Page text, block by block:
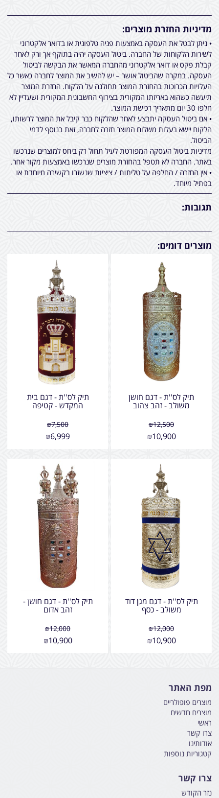
מדיניות החזרת מוצרים:
• ניתן לבטל את העסקה באמצעות פניה טלפונית או בדואר אלקטרוני
לשירות הלקוחות של החברה. ביטול העסקה יהיה בתוקף אך ורק לאחר
קבלת פקס או דואר אלקטרוני מהחברה המאשר את הבקשה לביטול
העסקה. במקרה שהביטול אושר – יש להשיב את המוצר לחברה כאשר כל
העלויות הכרוכות בהחזרת המוצר תחולנה על הלקוח. החזרת המוצר
תיעשה כשהוא באריזתו המקורית בצירוף החשבונית המקורית ושעדיין לא
חלפו 30 יום מתאריך רכישת המוצר.
• אם ביטול העסקה יתבצע לאחר שהלקוח כבר קיבל את המוצר לרשותו,
הלקוח יישא בעלות משלוח המוצר חזרה לחברה, זאת בנוסף לדמי
הביטול.
מדיניות ביטול העסקה המפורטת לעיל תחול רק ביחס למוצרים שנרכשו
באתר. החברה לא תטפל בהחזרת מוצרים שנרכשו באמצעות מקור אחר.
• אין החזרה / החלפה על טליתות / ציציות שנשזרו בקשירה מיוחדת או
בפתיל מיוחד.
תגובות:
מוצרים דומים:
תיק לס''ת - דגם חושן
משולב - זהב צהוב
₪12,500
₪10,900
תיק לס''ת - דגם בית
המקדש - קטיפה
₪7,500
₪6,999
תיק לס''ת - דגם מגן דוד
משולב - כסף
₪12,000
₪10,900
תיק לס''ת - דגם חושן -
זהב אדום
₪12,000
₪10,900
מפת האתר
מוצרים פופולריים
מוצרים חדשים
ראשי
צרו קשר
אודותינו
קטגוריות נוספות
צרו קשר
נזר הקודש